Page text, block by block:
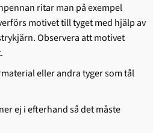
ritar man på exempel
motivet till tyget med hjälp av
Observera att motivet
eller andra tyger som tål
ej i efterhand så det måste